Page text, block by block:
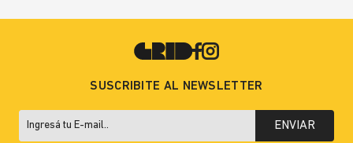
SUSCRIBITE AL NEWSLETTER
ENVIAR